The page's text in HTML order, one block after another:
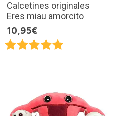
Calcetines originales
Eres miau amorcito
10,95€